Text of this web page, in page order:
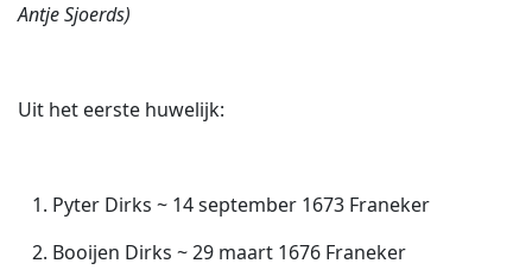
Antje Sjoerds)
Uit het eerste huwelijk:
1. Pyter Dirks ~ 14 september 1673 Franeker
2. Booijen Dirks ~ 29 maart 1676 Franeker